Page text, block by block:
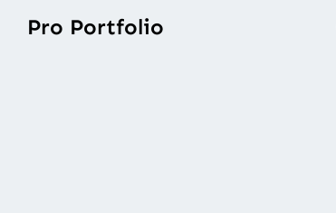
Pro Portfolio